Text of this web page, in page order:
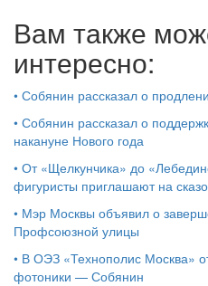
Вам также
интересно:
• Собянин рассказал о
• Собянин рассказал о
накануне Нового года
• От «Щелкунчика» до
фигуристы приглашают на
• Мэр Москвы объявил о
Профсоюзной улицы
• В ОЭЗ «Технополис Москва»
фотоники — Собянин